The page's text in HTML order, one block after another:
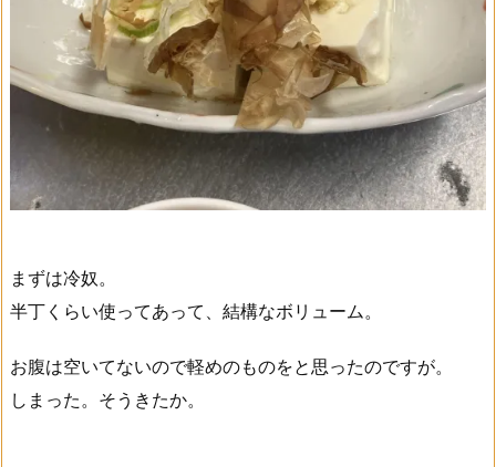
まずは冷奴。
半丁くらい使ってあって、結構なボリューム。
お腹は空いてないので軽めのものをと思ったのですが。
しまった。そうきたか。